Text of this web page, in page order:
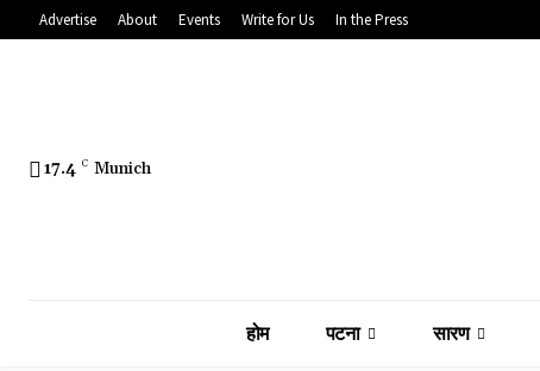
Advertise About Events Write for Us In the Press
17.4 C Munich
होम पटना सारण